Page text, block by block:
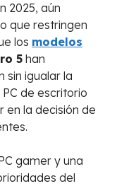
2025, aún
que restringen
los modelos
5han
sin igualar la
de escritorio
en la decisión de
gamer y una
del